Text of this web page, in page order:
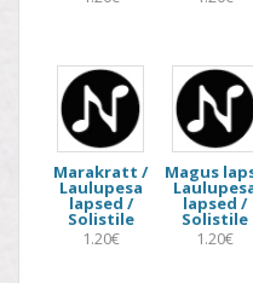
Marakratt /
Laulupesa
lapsed /
Solistile
1.20€
Magus
lapsed /
Solistile
1.20€